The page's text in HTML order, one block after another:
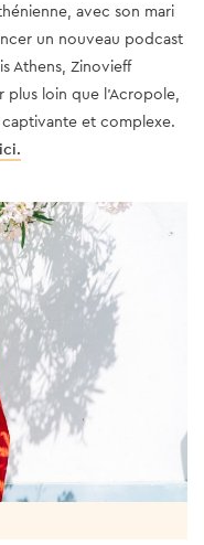
avec son mari
un nouveau podcast
Athens, Zinovieff
plus loin que l'Acropole,
et complexe.